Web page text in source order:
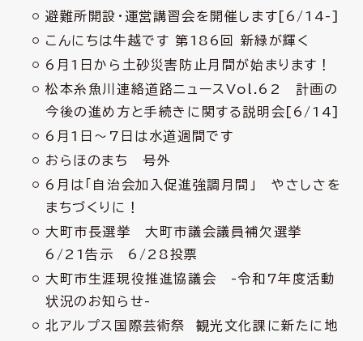
避難所開設・運営講習会を開催します[6/14-]
こんにちは牛越です 第186回 新緑が輝く
6月1日から土砂災害防止月間が始まります！
松本糸魚川連絡道路ニュースVol.62 計画の
今後の進め方と手続きに関する説明会[6/14]
6月1日～7日は水道週間です
おらほのまち 号外
6月は「自治会加入促進強調月間」 やさしさを
まちづくりに！
大町市長選挙 大町市議会議員補欠選挙
6/21告示 6/28投票
大町市生涯現役推進協議会 -令和7年度活動
状況のお知らせ-
北アルプス国際芸術祭 観光文化課に新たに地